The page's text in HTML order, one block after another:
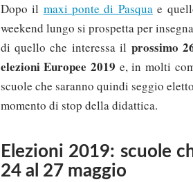
Dopo il maxi ponte di Pasquae
weekend lungo si prospetta per
di quello che interessa il prossimo
elezioni Europee 2019 e, in molti
scuole che saranno quindi seggio
momento di stop della didattica.
Elezioni 2019: scuole
24 al 27 maggio